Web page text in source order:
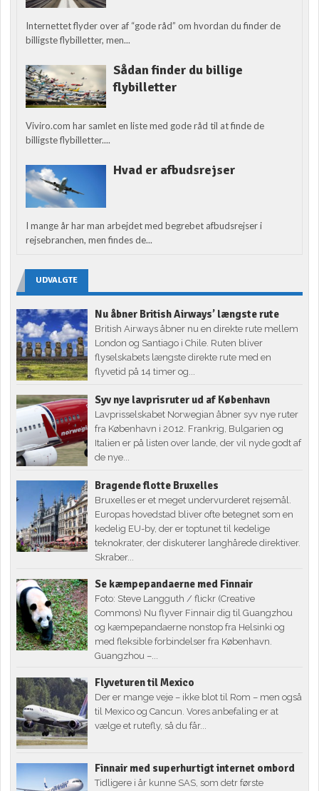
Internettet flyder over af “gode råd” om hvordan du finder de
billigste flybilletter, men...
Sådan finder du billige
flybilletter
Viviro.com har samlet en liste med gode råd til at finde de
billigste flybilletter....
Hvad er afbudsrejser
I mange år har man arbejdet med begrebet afbudsrejser i
rejsebranchen, men findes de...
UDVALGTE
Nu åbner British Airways’ længste rute
British Airways åbner nu en direkte rute mellem
London og Santiago i Chile. Ruten bliver
flyselskabets længste direkte rute med en
flyvetid på 14 timer og...
Syv nye lavprisruter ud af København
Lavprisselskabet Norwegian åbner syv nye ruter
fra København i 2012. Frankrig, Bulgarien og
Italien er på listen over lande, der vil nyde godt af
de nye...
Bragende flotte Bruxelles
Bruxelles er et meget undervurderet rejsemål.
Europas hovedstad bliver ofte betegnet som en
kedelig EU-by, der er toptunet til kedelige
teknokrater, der diskuterer langhårede direktiver.
Skraber...
Se kæmpepandaerne med Finnair
Foto: Steve Langguth / flickr (Creative
Commons) Nu flyver Finnair dig til Guangzhou
og kæmpepandaerne nonstop fra Helsinki og
med fleksible forbindelser fra København.
Guangzhou –...
Flyveturen til Mexico
Der er mange veje – ikke blot til Rom – men også
til Mexico og Cancun. Vores anbefaling er at
vælge et rutefly, så du får...
Finnair med superhurtigt internet ombord
Tidligere i år kunne SAS, som detr første